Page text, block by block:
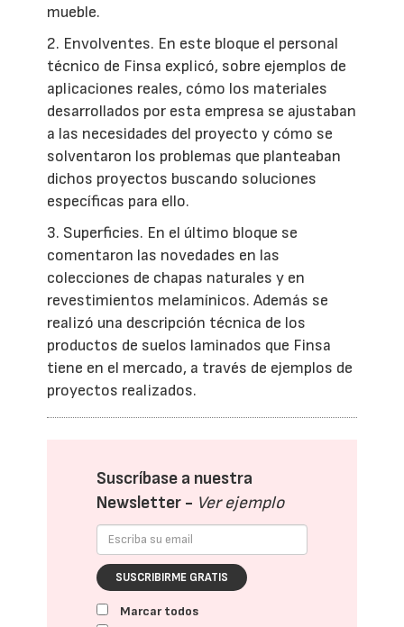
mueble.
2. Envolventes. En este bloque el personal
técnico de Finsa explicó, sobre ejemplos de
aplicaciones reales, cómo los materiales
desarrollados por esta empresa se ajustaban
a las necesidades del proyecto y cómo se
solventaron los problemas que planteaban
dichos proyectos buscando soluciones
específicas para ello.
3. Superficies. En el último bloque se
comentaron las novedades en las
colecciones de chapas naturales y en
revestimientos melamínicos. Además se
realizó una descripción técnica de los
productos de suelos laminados que Finsa
tiene en el mercado, a través de ejemplos de
proyectos realizados.
Suscríbase a nuestra
Newsletter - Ver ejemplo
SUSCRIBIRME GRATIS
Marcar todos